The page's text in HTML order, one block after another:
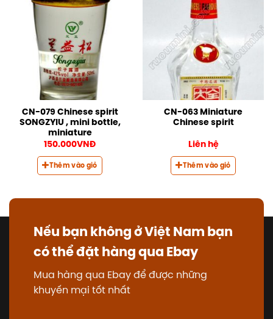
CN-079 Chinese spirit
SONGZYIU , mini bottle,
miniature
150.000VNĐ
Thêm vào giỏ
CN-063 Miniature
Chinese spirit
Liên hệ
Thêm vào giỏ
Nếu bạn không ở Việt Nam bạn
có thể đặt hàng qua Ebay
Mua hàng qua Ebay để được những
khuyến mại tốt nhất